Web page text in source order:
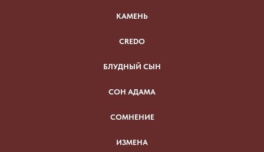
КАМЕНЬ
CREDO
БЛУДНЫЙ СЫН
СОН АДАМА
СОМНЕНИЕ
ИЗМЕНА